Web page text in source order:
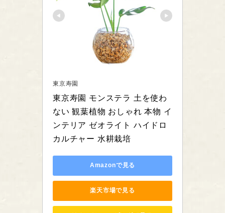
東京寿園
東京寿園 モンステラ 土を使わ
ない 観葉植物 おしゃれ 本物 イ
ンテリア ゼオライト ハイドロ
カルチャー 水耕栽培
Amazonで見る
楽天市場で見る